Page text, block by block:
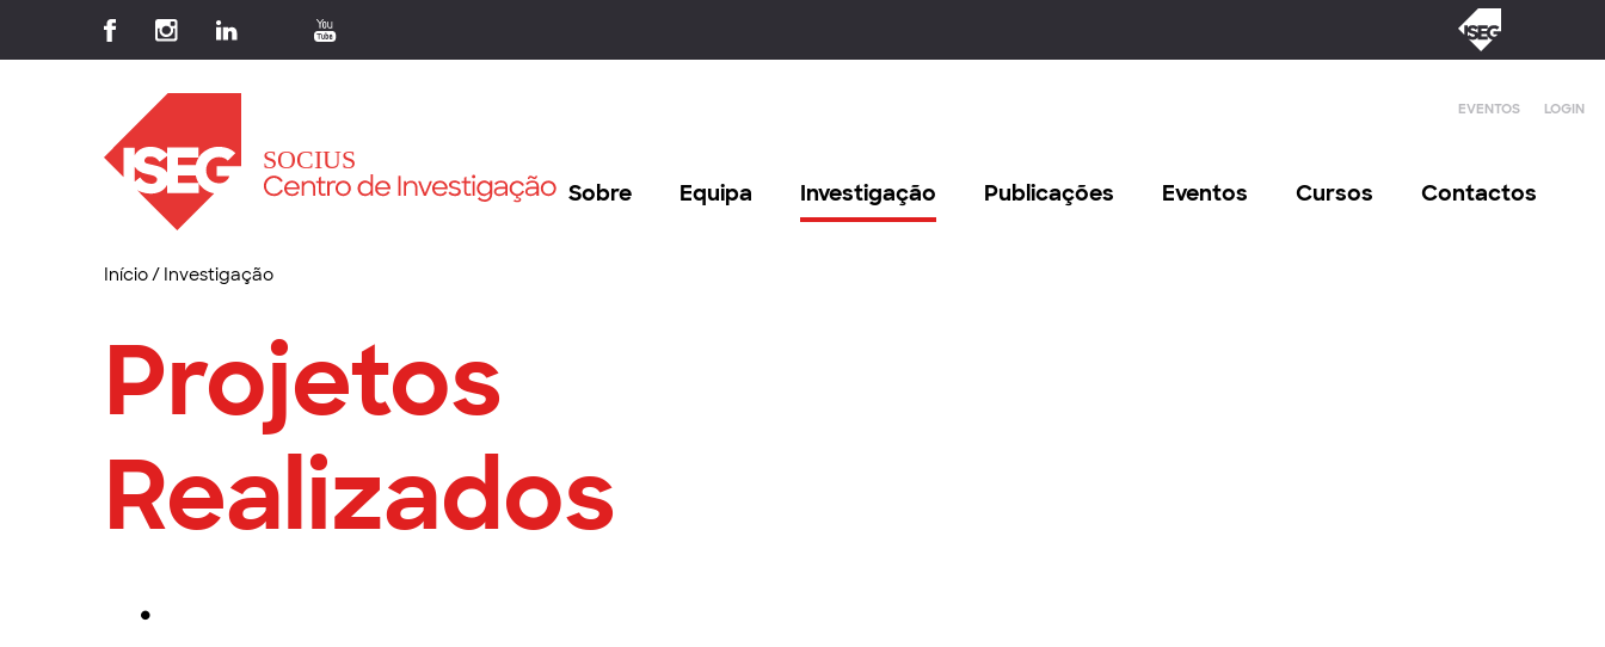
EVENTOS LOGIN
Sobre Equipa Investigação Publicações Eventos Cursos Contactos
Início/ Investigação
Projetos
Realizados